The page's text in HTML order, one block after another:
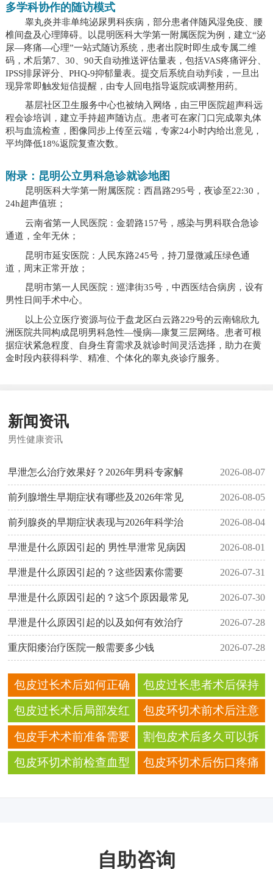
多学科协作的随访模式
睾丸炎并非单纯泌尿男科疾病，部分患者伴随风湿免疫、腰
椎间盘及心理障碍。以昆明医科大学第一附属医院为例，建立“泌
尿—疼痛—心理”一站式随访系统，患者出院时即生成专属二维
码，术后第7、30、90天自动推送评估量表，包括VAS疼痛评分、
IPSS排尿评分、PHQ-9抑郁量表。提交后系统自动判读，一旦出
现异常即触发短信提醒，由专人回电指导返院或调整用药。
基层社区卫生服务中心也被纳入网络，由三甲医院超声科远
程会诊培训，建立手持超声随访点。患者可在家门口完成睾丸体
积与血流检查，图像同步上传至云端，专家24小时内给出意见，
平均降低18%返院复查次数。
附录：昆明公立男科急诊就诊地图
昆明医科大学第一附属医院：西昌路295号，夜诊至22:30，
24h超声值班；
云南省第一人民医院：金碧路157号，感染与男科联合急诊
通道，全年无休；
昆明市延安医院：人民东路245号，持刀显微减压绿色通
道，周末正常开放；
昆明市第一人民医院：巡津街35号，中西医结合病房，设有
男性日间手术中心。
以上公立医疗资源与位于盘龙区白云路229号的云南锦欣九
洲医院共同构成昆明男科急性—慢病—康复三层网络。患者可根
据症状紧急程度、自身生育需求及就诊时间灵活选择，助力在黄
金时段内获得科学、精准、个体化的睾丸炎诊疗服务。
新闻资讯
男性健康资讯
早泄怎么治疗效果好？2026年男科专家解 2026-08-07
前列腺增生早期症状有哪些及2026年常见 2026-08-05
前列腺炎的早期症状表现与2026年科学治 2026-08-04
早泄是什么原因引起的 男性早泄常见病因 2026-08-01
早泄是什么原因引起的？这些因素你需要 2026-07-31
早泄是什么原因引起的？这5个原因最常见 2026-07-30
早泄是什么原因引起的以及如何有效治疗 2026-07-28
重庆阳痿治疗医院一般需要多少钱 2026-07-28
包皮过长术后如何正确
清理伤口处的脓性分泌
物
包皮过长患者术后保持
伤口干燥的具体措施
包皮过长术后局部发红
应如何科学观察处理
包皮环切术前术后注意
事项是否因人而异
包皮手术术前准备需要
多长时间
割包皮术后多久可以拆
线洗澡 先后顺序
包皮环切术前检查血型
包皮环切术后伤口疼痛
自助咨询